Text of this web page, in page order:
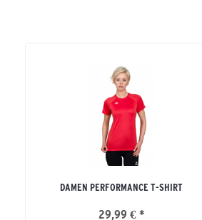
DAMEN PERFORMANCE T-SHIRT
29,99 € *